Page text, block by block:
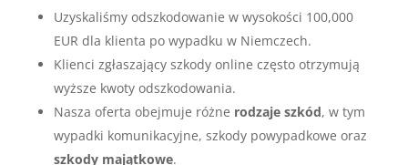
Uzyskaliśmy odszkodowanie w wysokości 100,000
EUR dla klienta po wypadku w Niemczech.
Klienci zgłaszający szkody online często otrzymują
wyższe kwoty odszkodowania.
Nasza oferta obejmuje różne rodzaje szkód, w tym
wypadki komunikacyjne, szkody powypadkowe oraz
szkody majątkowe.